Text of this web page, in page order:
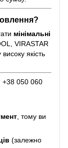
мінімальні
VIRASTAR
якість
+38 050 060
, тому ви
(залежно